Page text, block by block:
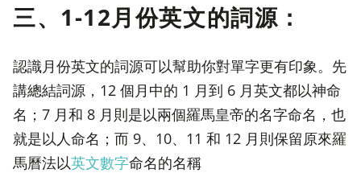
三、1-12月份英文的詞源：
認識月份英文的詞源可以幫助你對單字更有印象。先
講總結詞源，12 個月中的 1 月到 6 月英文都以神命
名；7 月和 8 月則是以兩個羅馬皇帝的名字命名，也
就是以人命名；而 9、10、11 和 12 月則保留原來羅
馬曆法以英文數字命名的名稱